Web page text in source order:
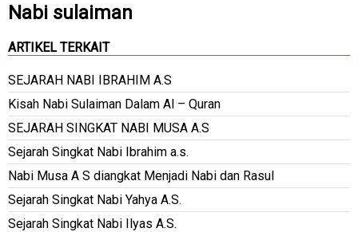
Nabi sulaiman
ARTIKEL TERKAIT
SEJARAH NABI IBRAHIM A.S
Kisah Nabi Sulaiman Dalam Al – Quran
SEJARAH SINGKAT NABI MUSA A.S
Sejarah Singkat Nabi Ibrahim a.s.
Nabi Musa A S diangkat Menjadi Nabi dan Rasul
Sejarah Singkat Nabi Yahya A.S.
Sejarah Singkat Nabi Ilyas A.S.